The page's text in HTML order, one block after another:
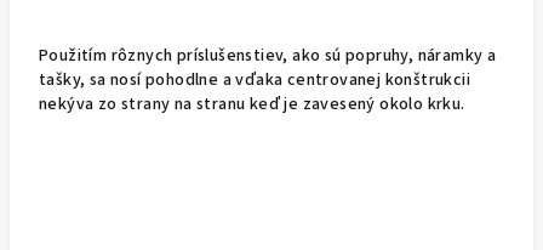
Použitím rôznych príslušenstiev, ako sú popruhy, náramky a
tašky, sa nosí pohodlne a vďaka centrovanej konštrukcii
nekýva zo strany na stranu keď je zavesený okolo krku.